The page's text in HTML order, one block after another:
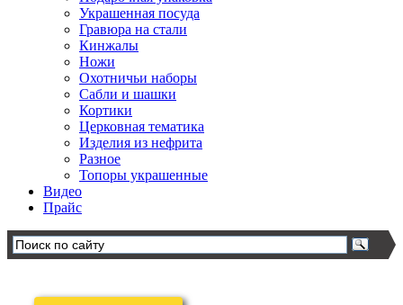
Украшенная посуда
Гравюра на стали
Кинжалы
Ножи
Охотничьи наборы
Сабли и шашки
Кортики
Церковная тематика
Изделия из нефрита
Разное
Топоры украшенные
Видео
Прайс